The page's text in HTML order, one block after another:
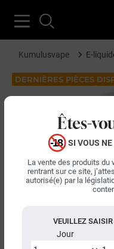
Êtes-
SI VOUS NE
La vente des produits du
rentrant sur ce site,
autorisé(e) par la
VEUILLEZ
Jour
Kumulusvape E-
DERNIÈRES PIÈCES